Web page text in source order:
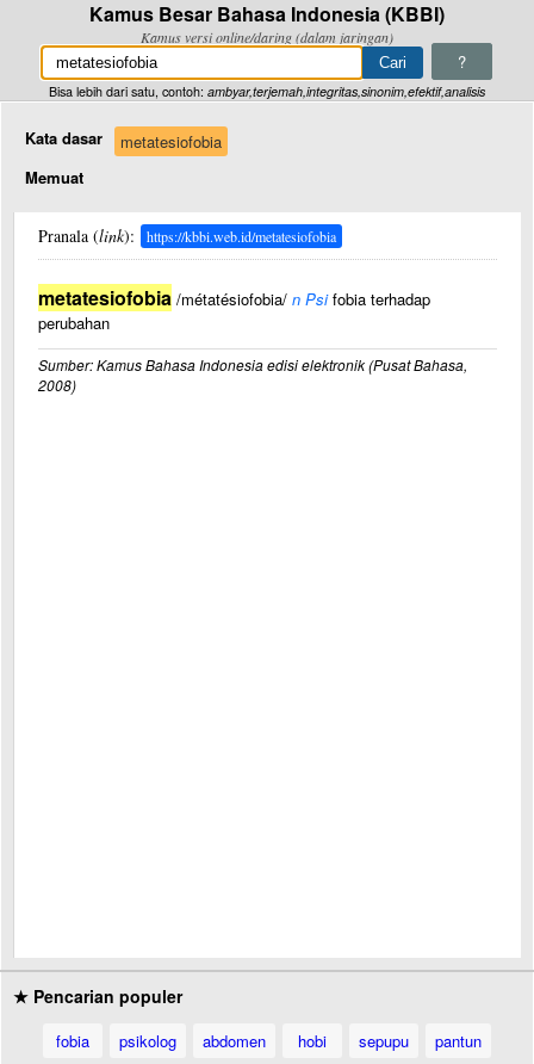
Kamus Besar Bahasa Indonesia (KBBI)
Kamus versi online/daring (dalam jaringan)
?
Bisa lebih dari satu, contoh: ambyar,terjemah,integritas,sinonim,efektif,analisis
Kata dasar
metatesiofobia
Memuat
Pranala (link): https://kbbi.web.id/metatesiofobia
metatesiofobia /métatésiofobia/ n Psifobia terhadap
perubahan
Sumber: Kamus Bahasa Indonesia edisi elektronik (Pusat Bahasa,
2008)
★ Pencarian populer
fobia psikolog abdomen hobi sepupu
pantun